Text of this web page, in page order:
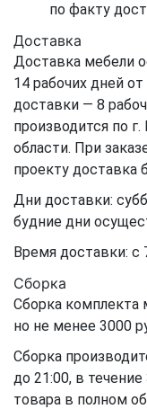
по факту
Доставка
Доставка мебели
14 рабочих дней
доставки — 8
производится по
области. При
проекту доставка
Дни доставки:
будние дни
Время доставки: с
Сборка
Сборка комплекта
но не менее 3000
Сборка
до 21:00, в
товара в полном